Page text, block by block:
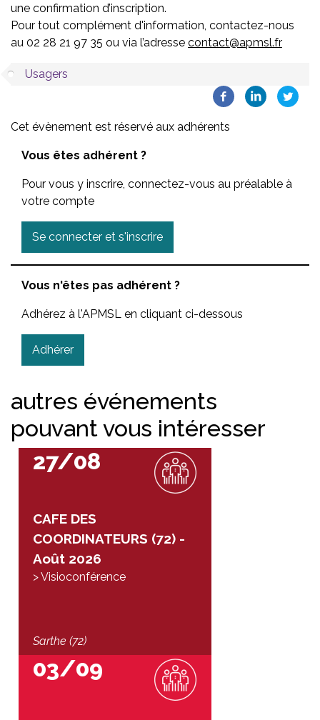
une confirmation d’inscription.
Pour tout complément d'information, contactez-nous
au 02 28 21 97 35 ou via l’adresse contact@apmsl.fr
Usagers
Cet évènement est réservé aux adhérents
Vous êtes adhérent ?
Pour vous y inscrire, connectez-vous au préalable à
votre compte
Se connecter et s'inscrire
Vous n'êtes pas adhérent ?
Adhérez à l'APMSL en cliquant ci-dessous
Adhérer
autres événements
pouvant vous intéresser
27/08
CAFE DES
COORDINATEURS (72) -
Août 2026
> Visioconférence
Sarthe (72)
03/09